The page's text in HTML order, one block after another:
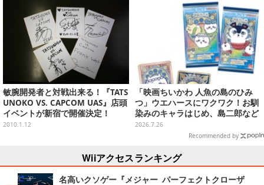
敏腕開発者と対戦出来る！『TATS
UNOKO VS. CAPCOM UAS』店頭
イベントが新宿で開催決定！
2010.1.12
「映画ちいかわ 人魚の島のひみ
つ」ウエハースにワクワク！お馴
染みのキャラはじめ、島二郎など
セイレーン編カード全22種
2026.7.26
Recommended by
Wiiアクセスランキング
名高いクソゲー『メジャー パーフェクトクローザ